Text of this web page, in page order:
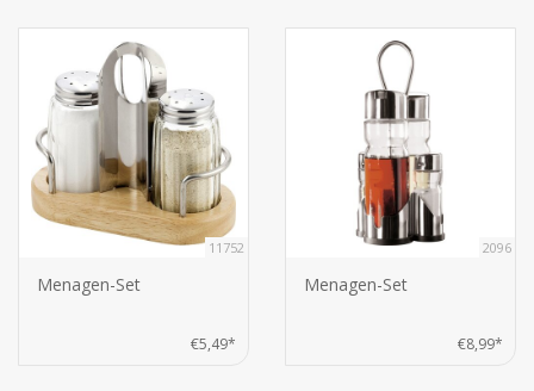
11752
Menagen-Set
€5,49*
2096
Menagen-Set
€8,99*